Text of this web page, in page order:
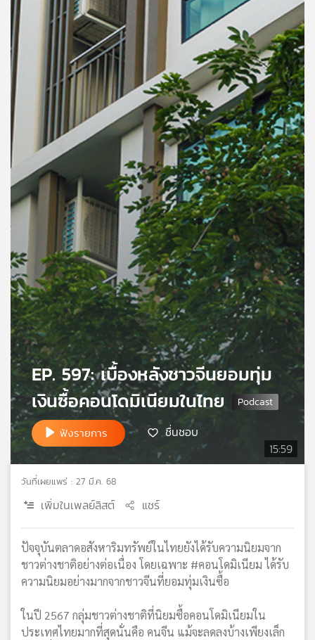
เพลง
บทความ
ข่าว
และ
กิจกรรม
เกี่ยว
เรา
เครือ
ข่าย
วิทยุ
ไทย
พี
บี
เอส
แผนที่
วิทยุ
เครือ
15:59
EP. 597: เบื้องหลังชาวจีนยอมทุ่ม
เงินซื้อคอนโดมิเนียมในไทย
ฟังรายการ ชื่นชอบ
วันที่เผยแพร่ : 27 มี.ค. 68
เพิ่มในเพลย์ลิสต์ แชร์
ปัจจุบันตลาดอสังหาริมทรัพย์ในไทยยังได้รับความนิยมจาก
ชาวต่างชาติอย่างต่อเนื่อง โดยเฉพาะ #คอนโดมิเนียม ได้รับ
ความนิยมอย่างมากจากชาวจีนที่ยอมทุ่มเงินซื้อ
ในปี 2567 กลุ่มชาวต่างชาติที่นิยมซื้อคอนโดมิเนียมใน
ประเทศไทยมากที่สุดนั่นคือ คนจีน แม้จะลดลงบ้างเพียงเล็ก